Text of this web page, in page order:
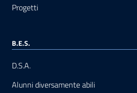
Progetti
B.E.S.
D.S.A.
Alunni diversamente abili